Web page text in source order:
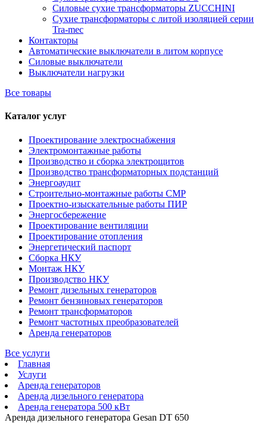
Силовые сухие трансформаторы ZUCCHINI
Сухие трансформаторы с литой изоляцией серии
Tra-mec
Контакторы
Автоматические выключатели в литом корпусе
Силовые выключатели
Выключатели нагрузки
Все товары
Каталог услуг
Проектирование электроснабжения
Электромонтажные работы
Производство и сборка электрощитов
Производство трансформаторных подстанций
Энергоаудит
Строительно-монтажные работы СМР
Проектно-изыскательные работы ПИР
Энергосбережение
Проектирование вентиляции
Проектирование отопления
Энергетический паспорт
Сборка НКУ
Монтаж НКУ
Производство НКУ
Ремонт дизельных генераторов
Ремонт бензиновых генераторов
Ремонт трансформаторов
Ремонт частотных преобразователей
Аренда генераторов
Все услуги
Главная
Услуги
Аренда генераторов
Аренда дизельного генератора
Аренда генератора 500 кВт
Аренда дизельного генератора Gesan DT 650